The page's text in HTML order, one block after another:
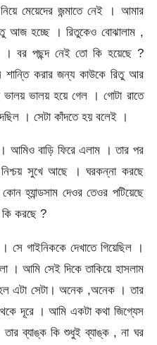
মেয়েদের জন্মাতে নেই । আমার
আজ হচ্ছে । রিতুকেও বোঝালাম ,
। বর পছন্দ নেই তো কি হয়েছে ?
শান্তি করার জন্য কাউকে রিতু আর
ভালয় হয়ে গেল । গোটা রাতে
। সেটা কাঁদতে হয় বলেই ।
। আমিও বাড়ি ফিরে এলাম । তার পর
সুখে আছে । ঘরকন্না করছে
হ্যান্ডসাম দেওর তেওর পটিয়েছে
কি করছে ?
সে গাইনিককে দেখাতে গিয়েছিল ।
। আমি সেই দিকে তাকিয়ে হাসলাম
এটা সেটা। অনেক ,অনেক । তার
দূরে । আমি একটা কথা জিগ্যেস
ব্যাঙ্ক কি শুধুই ব্যাঙ্ক , না ঘর